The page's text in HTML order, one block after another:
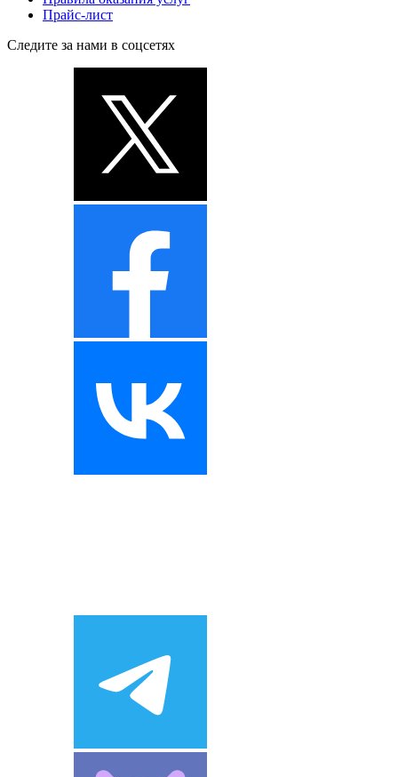
Прайс-лист
Следите за нами в соцсетях